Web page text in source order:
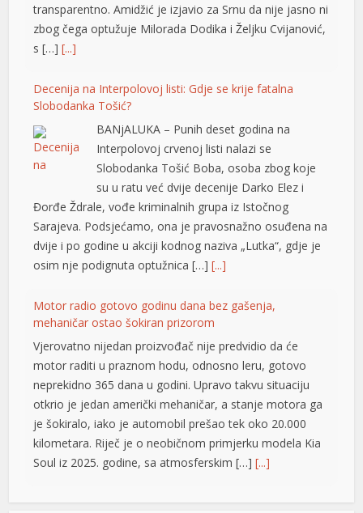
transparentno. Amidžić je izjavio za Srnu da nije jasno ni
zbog čega optužuje Milorada Dodika i Željku Cvijanović,
s […][...]
Decenija na Interpolovoj listi: Gdje se krije fatalna
Slobodanka Tošić?
BANjALUKA – Punih deset godina na
Interpolovoj crvenoj listi nalazi se
Slobodanka Tošić Boba, osoba zbog koje
su u ratu već dvije decenije Darko Elez i
Đorđe Ždrale, vođe kriminalnih grupa iz Istočnog
Sarajeva. Podsjećamo, ona je pravosnažno osuđena na
dvije i po godine u akciji kodnog naziva „Lutka“, gdje je
osim nje podignuta optužnica […][...]
Motor radio gotovo godinu dana bez gašenja,
mehaničar ostao šokiran prizorom
Vjerovatno nijedan proizvođač nije predvidio da će
motor raditi u praznom hodu, odnosno leru, gotovo
neprekidno 365 dana u godini. Upravo takvu situaciju
otkrio je jedan američki mehaničar, a stanje motora ga
je šokiralo, iako je automobil prešao tek oko 20.000
kilometara. Riječ je o neobičnom primjerku modela Kia
Soul iz 2025. godine, sa atmosferskim […][...]
Rad objavljen u Harvardovom pravnom časopisu: Visoki